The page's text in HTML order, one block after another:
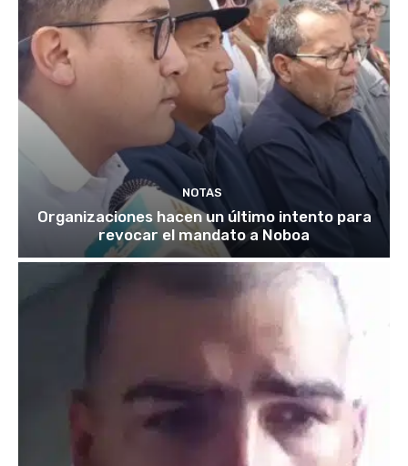
NOTAS
Organizaciones hacen un último intento para
revocar el mandato a Noboa